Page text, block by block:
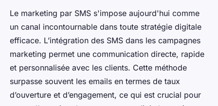
Le marketing par SMS s'impose aujourd'hui comme
un canal incontournable dans toute stratégie digitale
efficace. L’intégration des SMS dans les campagnes
marketing permet une communication directe, rapide
et personnalisée avec les clients. Cette méthode
surpasse souvent les emails en termes de taux
d’ouverture et d’engagement, ce qui est crucial pour